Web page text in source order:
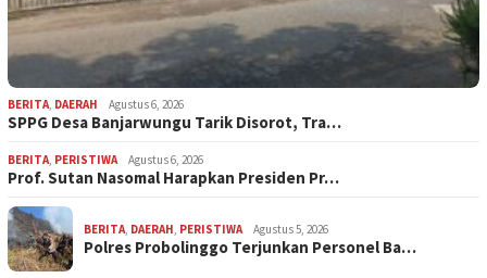
BERITA, DAERAH Agustus 6, 2026
SPPG Desa Banjarwungu Tarik Disorot, Tra…
BERITA, PERISTIWA Agustus 6, 2026
Prof. Sutan Nasomal Harapkan Presiden Pr…
BERITA, DAERAH, PERISTIWA Agustus 5, 2026
Polres Probolinggo Terjunkan Personel Ba…